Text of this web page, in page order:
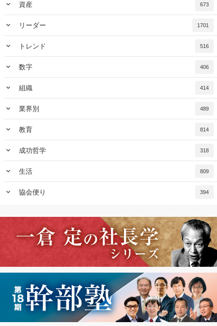
keyboard_arrow_down 資産 673
keyboard_arrow_down リーダー 1701
keyboard_arrow_down トレンド 516
keyboard_arrow_down 数字 406
keyboard_arrow_down 組織 414
keyboard_arrow_down 業界別 489
keyboard_arrow_down 教育 814
keyboard_arrow_down 成功哲学 318
keyboard_arrow_down 生活 809
keyboard_arrow_down 協会便り 394